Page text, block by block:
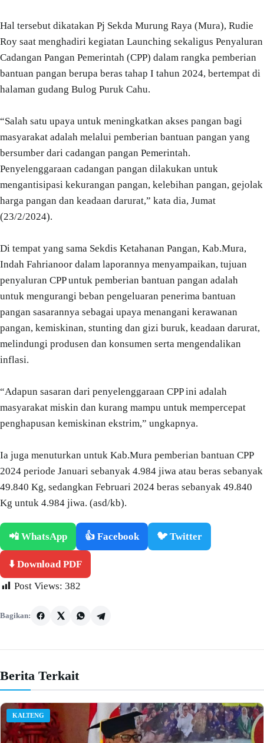
Hal tersebut dikatakan Pj Sekda Murung Raya (Mura), Rudie
Roy saat menghadiri kegiatan Launching sekaligus Penyaluran
Cadangan Pangan Pemerintah (CPP) dalam rangka pemberian
bantuan pangan berupa beras tahap I tahun 2024, bertempat di
halaman gudang Bulog Puruk Cahu.
“Salah satu upaya untuk meningkatkan akses pangan bagi
masyarakat adalah melalui pemberian bantuan pangan yang
bersumber dari cadangan pangan Pemerintah.
Penyelenggaraan cadangan pangan dilakukan untuk
mengantisipasi kekurangan pangan, kelebihan pangan, gejolak
harga pangan dan keadaan darurat,” kata dia, Jumat
(23/2/2024).
Di tempat yang sama Sekdis Ketahanan Pangan, Kab.Mura,
Indah Fahrianoor dalam laporannya menyampaikan, tujuan
penyaluran CPP untuk pemberian bantuan pangan adalah
untuk mengurangi beban pengeluaran penerima bantuan
pangan sasarannya sebagai upaya menangani kerawanan
pangan, kemiskinan, stunting dan gizi buruk, keadaan darurat,
melindungi produsen dan konsumen serta mengendalikan
inflasi.
“Adapun sasaran dari penyelenggaraan CPP ini adalah
masyarakat miskin dan kurang mampu untuk mempercepat
penghapusan kemiskinan ekstrim,” ungkapnya.
Ia juga menuturkan untuk Kab.Mura pemberian bantuan CPP
2024 periode Januari sebanyak 4.984 jiwa atau beras sebanyak
49.840 Kg, sedangkan Februari 2024 beras sebanyak 49.840
Kg untuk 4.984 jiwa. (asd/kb).
📲 WhatsApp 👍 Facebook 🐦 Twitter
⬇️ Download PDF
Post Views: 382
Bagikan:
Berita Terkait
KALTENG